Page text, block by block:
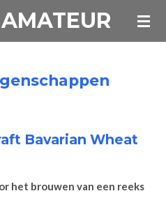
Bavarian Wheat
het brouwen van een reeks